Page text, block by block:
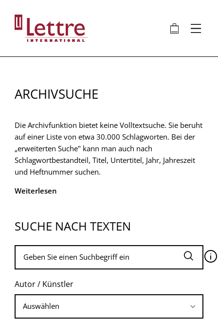
Inhalt
🛍 ⋮
ARCHIVSUCHE
Die Archivfunktion bietet keine Volltextsuche. Sie beruht
auf einer Liste von etwa 30.000 Schlagworten. Bei der
„erweiterten Suche" kann man auch nach
Schlagwortbestandteil, Titel, Untertitel, Jahr, Jahreszeit
und Heftnummer suchen.
Weiterlesen
SUCHE NACH TEXTEN
🛈
Autor / Künstler